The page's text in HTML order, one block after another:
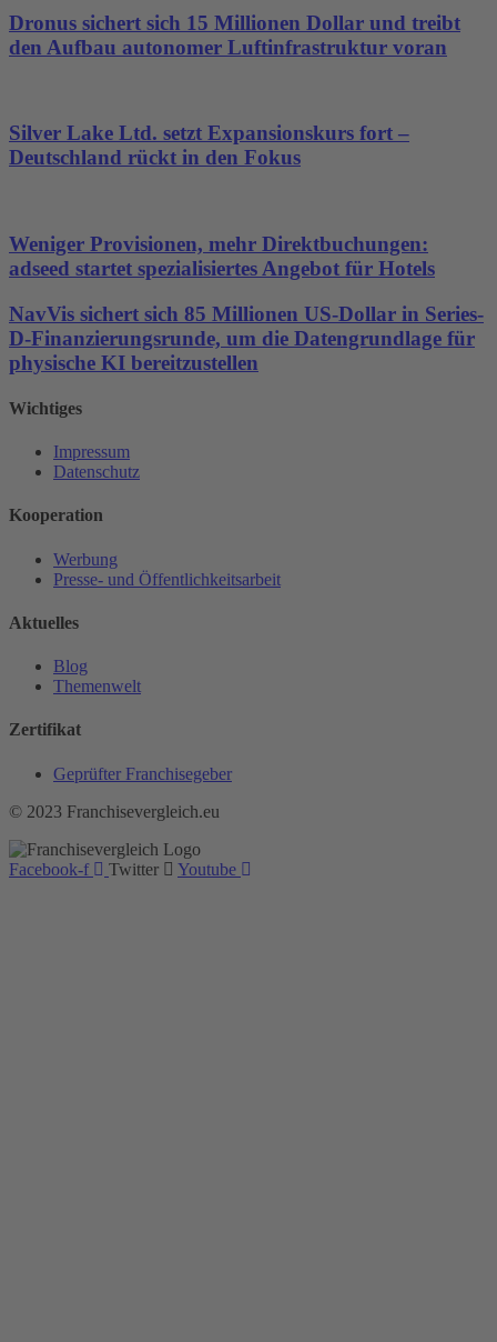
Dronus sichert sich 15 Millionen Dollar und treibt
den Aufbau autonomer Luftinfrastruktur voran
Silver Lake Ltd. setzt Expansionskurs fort –
Deutschland rückt in den Fokus
Weniger Provisionen, mehr Direktbuchungen:
adseed startet spezialisiertes Angebot für Hotels
NavVis sichert sich 85 Millionen US-Dollar in Series-
D-Finanzierungsrunde, um die Datengrundlage für
physische KI bereitzustellen
Wichtiges
Impressum
Datenschutz
Kooperation
Werbung
Presse- und Öffentlichkeitsarbeit
Aktuelles
Blog
Themenwelt
Zertifikat
Geprüfter Franchisegeber
© 2023 Franchisevergleich.eu
Facebook-f Twitter Youtube